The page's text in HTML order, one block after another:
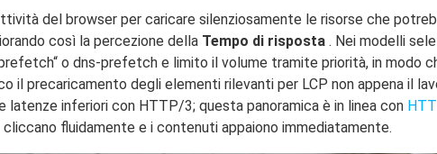
del browser per caricare silenziosamente le risorse che
così la percezione della Tempo di risposta . Nei modelli
o dns-prefetch e limito il volume tramite priorità, in modo
il precaricamento degli elementi rilevanti per LCP non appena il
latenze inferiori con HTTP/3; questa panoramica è in linea con
fluidamente e i contenuti appaiono immediatamente.